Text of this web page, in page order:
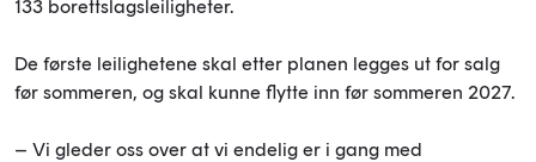
133 borettslagsleiligheter.
De første leilighetene skal etter planen legges ut for salg
før sommeren, og skal kunne flytte inn før sommeren 2027.
– Vi gleder oss over at vi endelig er i gang med